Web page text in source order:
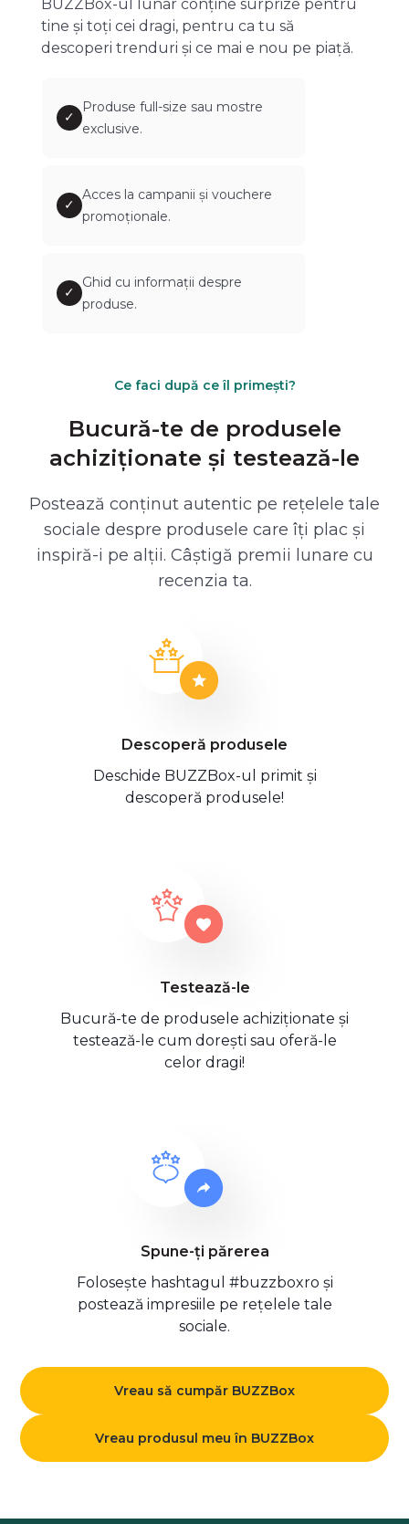
BUZZBox-ul lunar conține surprize pentru
tine și toți cei dragi, pentru ca tu să
descoperi trenduri și ce mai e nou pe piață.
✓
Produse full-size sau mostre
exclusive.
✓
Acces la campanii și vouchere
promoționale.
✓
Ghid cu informații despre
produse.
Ce faci după ce îl primești?
Bucură-te de produsele
achiziționate și testează-le
Postează conținut autentic pe rețelele tale
sociale despre produsele care îți plac și
inspiră-i pe alții. Câștigă premii lunare cu
recenzia ta.
Descoperă produsele
Deschide BUZZBox-ul primit și
descoperă produsele!
Testează-le
Bucură-te de produsele achiziționate și
testează-le cum dorești sau oferă-le
celor dragi!
Spune-ți părerea
Folosește hashtagul #buzzboxro și
postează impresiile pe rețelele tale
sociale.
Vreau să cumpăr BUZZBox
Vreau produsul meu în BUZZBox